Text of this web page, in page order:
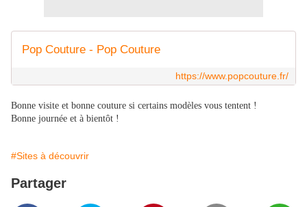
Pop Couture - Pop Couture
https://www.popcouture.fr/
Bonne visite et bonne couture si certains modèles vous tentent !
Bonne journée et à bientôt !
#Sites à découvrir
Partager